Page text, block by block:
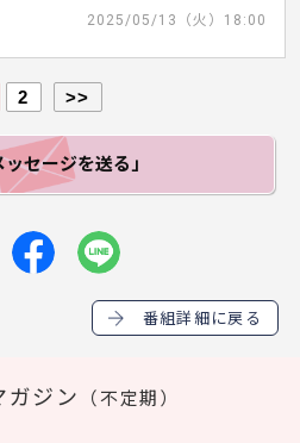
2025/05/13（火）18:00
2 >>
ッセージを送る」
番組詳細に戻る
ガジン （不定期）